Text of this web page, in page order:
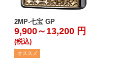
2MP-七宝 GP
9,900～13,200 円
(税込)
オススメ